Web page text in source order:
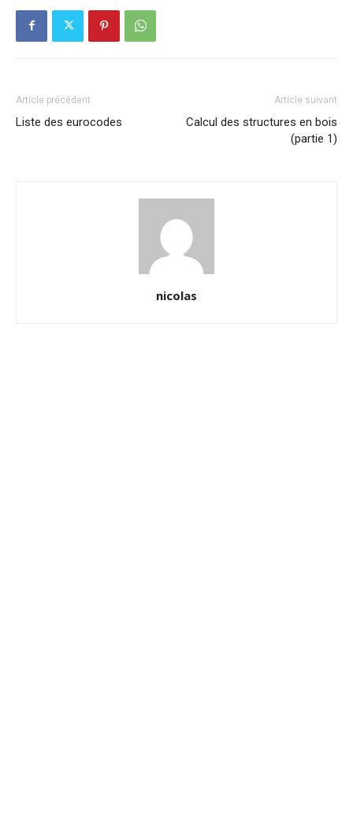
Article précédent
Liste des eurocodes
Article suivant
Calcul des structures en bois
(partie 1)
nicolas